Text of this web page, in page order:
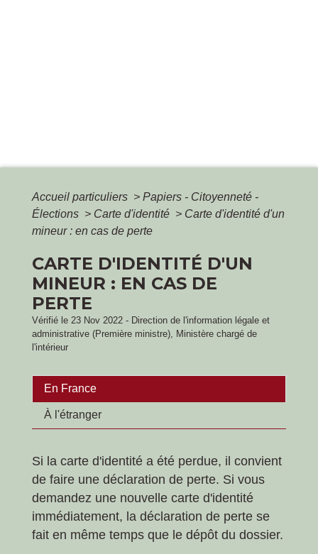
Accueil particuliers > Papiers - Citoyenneté -
Élections > Carte d'identité > Carte d'identité d'un
mineur : en cas de perte
CARTE D'IDENTITÉ D'UN
MINEUR : EN CAS DE
PERTE
Vérifié le 23 Nov 2022 - Direction de l'information légale et
administrative (Première ministre), Ministère chargé de
l'intérieur
En France
À l'étranger
Si la carte d'identité a été perdue, il convient
de faire une déclaration de perte. Si vous
demandez une nouvelle carte d'identité
immédiatement, la déclaration de perte se
fait en même temps que le dépôt du dossier.